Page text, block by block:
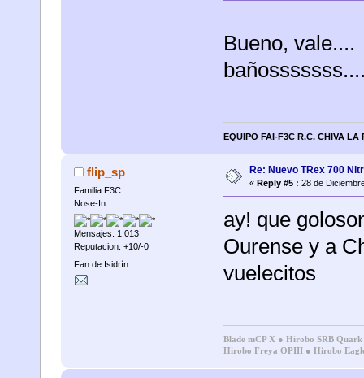
Bueno,
EQUIPO FAI-F3C R.C. CHIVA LA
flip_sp
Familia F3C
Nose-In
Mensajes: 1.013
Reputacion: +10/-0
Fan de Isidrín
Re: Nuevo TRex 700
« Reply #5 : 28 de
ay! que
Ourense y a
vuelecitos
Blade mCP X ● Hirobo SRB Quark
Hirobo Freya OPIII ● Hirobo